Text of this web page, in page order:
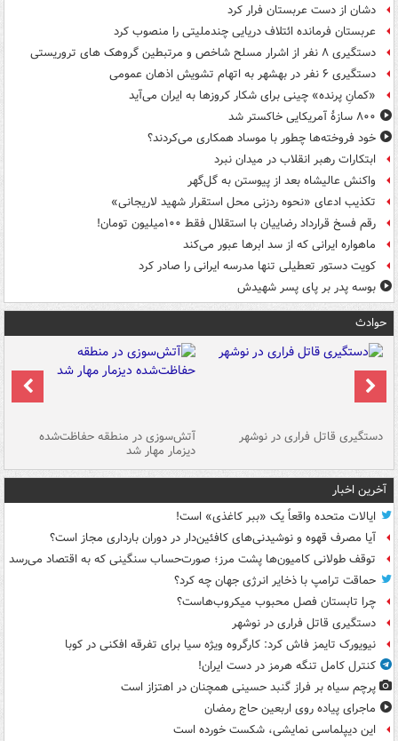
دشان از دست عربستان فرار کرد
عربستان فرمانده ائتلاف دریایی چندملیتی را منصوب کرد
دستگیری ۸ نفر از اشرار مسلح شاخص و مرتبطین گروهک های تروریستی
دستگیری ۶ نفر در بهشهر به اتهام تشویش اذهان عمومی
«کمانِ پرنده» چینی برای شکار کروزها به ایران می‌آید
۸۰۰ سازۀ آمریکایی خاکستر شد
خود فروخته‌ها چطور با موساد همکاری می‌کردند؟
ابتکارات رهبر انقلاب در میدان نبرد
واکنش عالیشاه بعد از پیوستن به گل‌گهر
تکذیب ادعای «نحوه ردزنی محل استقرار شهید لاریجانی»
رقم فسخ قرارداد رضاییان با استقلال فقط ۱۰۰میلیون تومان!
ماهواره ایرانی که از سد ابرها عبور می‌کند
کویت دستور تعطیلی تنها مدرسه ایرانی را صادر کرد
بوسه‌ پدر بر پای پسر شهیدش
حوادث
دستگیری قاتل فراری در نوشهر آتش‌سوزی در منطقه حفاظت‌شده
دیزمار مهار شد
آخرین اخبار
ایالات متحده واقعاً یک «ببر کاغذی» است!
آیا مصرف قهوه و نوشیدنی‌های کافئین‌دار در دوران بارداری مجاز است؟
توقف طولانی کامیون‌ها پشت مرز؛ صورت‌حساب سنگینی که به اقتصاد می‌رسد
حماقت ترامپ با ذخایر انرژی جهان چه کرد؟
چرا تابستان فصل محبوب میکروب‌هاست؟
دستگیری قاتل فراری در نوشهر
نیویورک تایمز فاش کرد: کارگروه ویژه سیا برای تفرقه افکنی در کوبا
کنترل کامل تنگه هرمز در دست ایران!
پرچم سیاه بر فراز گنبد حسینی همچنان در اهتزاز است
ماجرای پیاده روی اربعین حاج رمضان
این دیپلماسی نمایشی، شکست خورده است